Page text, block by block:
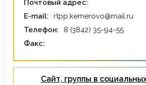
Почтовый адрес:
E-mail:
rtpp.kemerovo@mail.ru
Телефон:
8 (3842) 35-94-55
Факс:
Сайт, группы в